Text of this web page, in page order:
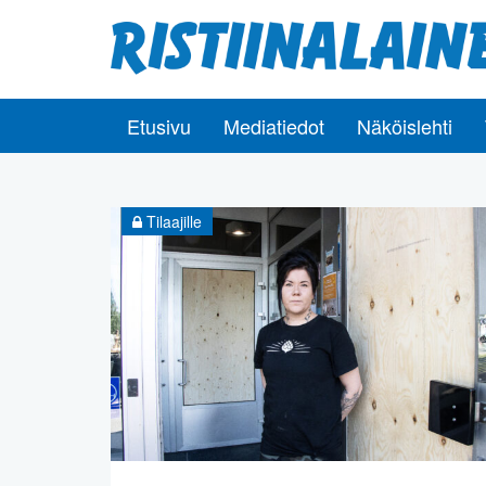
Etusivu Mediatiedot Näköislehti
Tilaajille